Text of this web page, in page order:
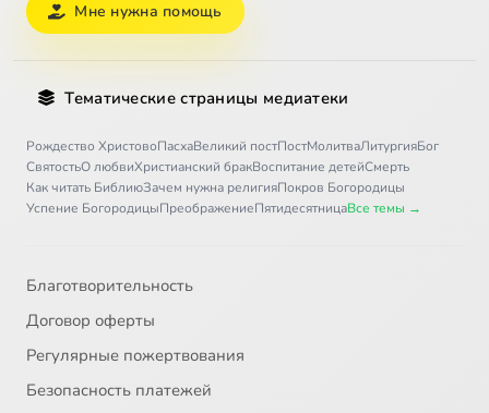
Мне нужна помощь
Тематические страницы медиатеки
Рождество ХристовоПасхаВеликий постПостМолитваЛитургияБог
СвятостьО любвиХристианский бракВоспитание детейСмерть
Как читать БиблиюЗачем нужна религияПокров Богородицы
Успение БогородицыПреображениеПятидесятницаВсе темы →
Благотворительность
Договор оферты
Регулярные пожертвования
Безопасность платежей